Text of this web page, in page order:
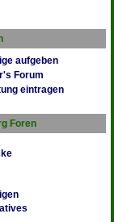
aufgeben
Forum
eintragen
Foren